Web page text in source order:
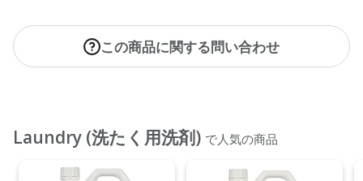
この商品に関する問い合わせ
Laundry (洗たく用洗剤) で人気の商品